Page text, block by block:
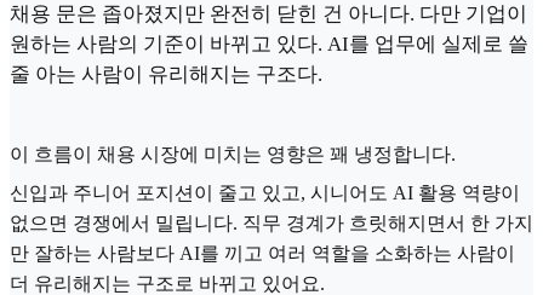
채용 문은 좁아졌지만 완전히 닫힌 건 아니다. 다만 기업이
원하는 사람의 기준이 바뀌고 있다. AI를 업무에 실제로 쓸
줄 아는 사람이 유리해지는 구조다.
이 흐름이 채용 시장에 미치는 영향은 꽤 냉정합니다.
신입과 주니어 포지션이 줄고 있고, 시니어도 AI 활용 역량이
없으면 경쟁에서 밀립니다. 직무 경계가 흐릿해지면서 한 가지
만 잘하는 사람보다 AI를 끼고 여러 역할을 소화하는 사람이
더 유리해지는 구조로 바뀌고 있어요.